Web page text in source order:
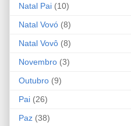
Natal Pai (10)
Natal Vovó (8)
Natal Vovô (8)
Novembro (3)
Outubro (9)
Pai (26)
Paz (38)